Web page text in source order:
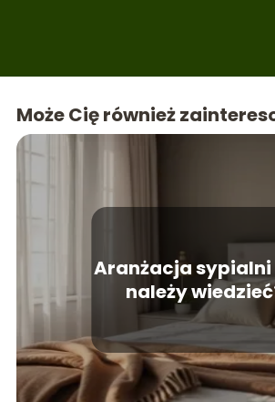
Może Cię również
Aranżacja sypialni
należy